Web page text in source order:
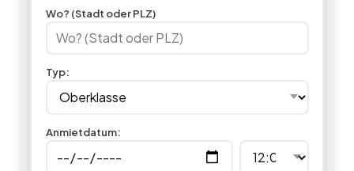
Miet24 Angebote zu Chauffeur- und Limousinenservice für
Hochzeit, Hochzeitstag oder Geburtstag oder auch
geschäftlich, mit einem Oberklasse Mietwagen machen Sie
immer eine gute Figur.
deutschlandweit.
Wo? (Stadt oder PLZ)
Typ:
Anmietdatum: